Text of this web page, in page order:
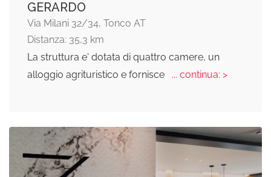
GERARDO
Via Milani 32/34, Tonco AT
Distanza: 35,3 km
La struttura e' dotata di quattro camere, un
alloggio agrituristico e fornisce
... continua: >